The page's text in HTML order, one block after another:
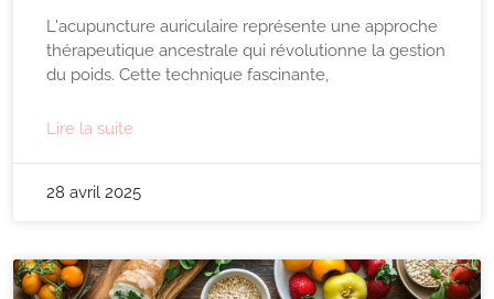
L'acupuncture auriculaire représente une approche
thérapeutique ancestrale qui révolutionne la gestion
du poids. Cette technique fascinante,
Lire la suite
28 avril 2025